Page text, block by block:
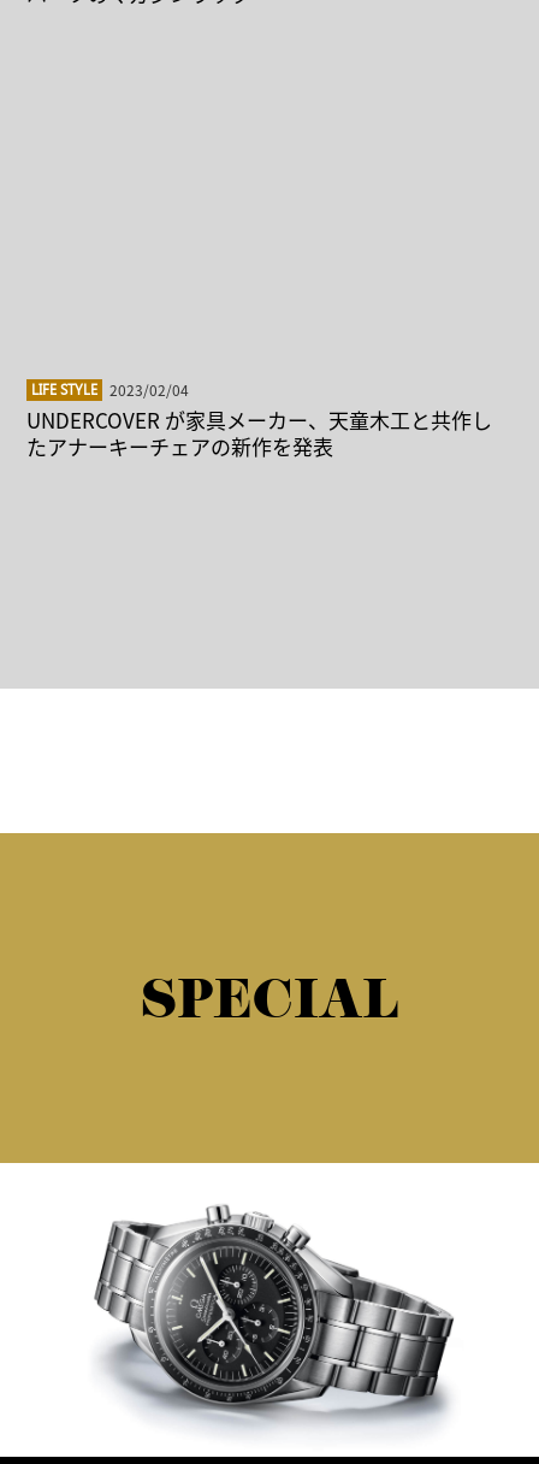
LIFE STYLE 2023/02/04
UNDERCOVER が家具メーカー、天童木工と共作し
たアナーキーチェアの新作を発表
SPECIAL